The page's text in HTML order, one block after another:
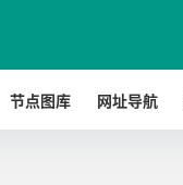
节点图库 网址导航